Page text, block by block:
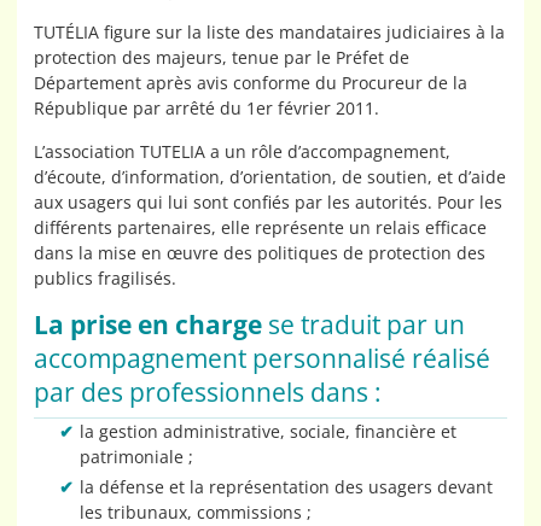
TUTÉLIA figure sur la liste des mandataires judiciaires à la
protection des majeurs, tenue par le Préfet de
Département après avis conforme du Procureur de la
République par arrêté du 1er février 2011.
L’association TUTELIA a un rôle d’accompagnement,
d’écoute, d’information, d’orientation, de soutien, et d’aide
aux usagers qui lui sont confiés par les autorités. Pour les
différents partenaires, elle représente un relais efficace
dans la mise en œuvre des politiques de protection des
publics fragilisés.
La prise en charge se traduit par un
accompagnement personnalisé réalisé
par des professionnels dans :
la gestion administrative, sociale, financière et
patrimoniale ;
la défense et la représentation des usagers devant
les tribunaux, commissions ;